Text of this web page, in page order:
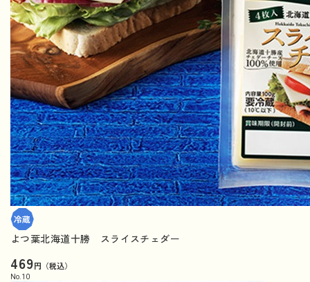
よつ葉北海道十勝 スライスチェダー
469円（税込）
No. 10